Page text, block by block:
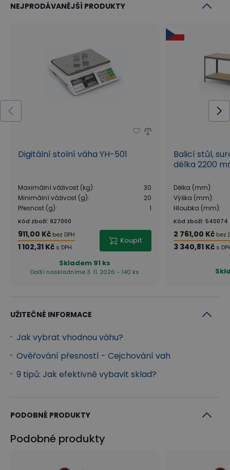
NEJPRODÁVANĚJŠÍ PRODUKTY
Digitální stolní váha YH-501
Maximální váživost (kg):
30
Minimální váživost (g):
20
Přesnost (g): 1
Kód zboží: 927000
911,00 Kč bez DPH
1 102,31 Kč s DPH
Koupit
Skladem 91 ks
Další naskladníme 3. 11. 2026 - 140 ks
Balicí stůl,
délka 2200
Délka (mm):
Výška (mm):
Hloubka (mm):
Kód zboží: 540074
2 761,00 Kč bez
3 340,81 Kč s
UŽITEČNÉ INFORMACE
Jak vybrat vhodnou váhu?
Ověřování přesností - Cejchování vah
9 tipů: Jak efektivně vybavit sklad?
PODOBNÉ PRODUKTY
Podobné produkty